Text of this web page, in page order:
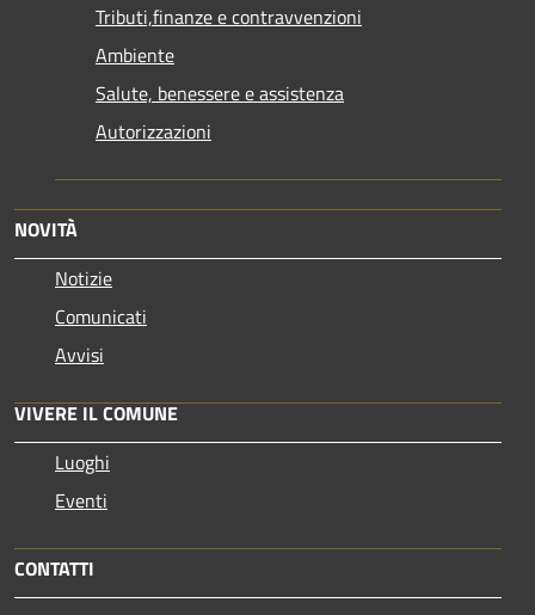
Tributi,finanze e contravvenzioni
Ambiente
Salute, benessere e assistenza
Autorizzazioni
NOVITÀ
Notizie
Comunicati
Avvisi
VIVERE IL COMUNE
Luoghi
Eventi
CONTATTI